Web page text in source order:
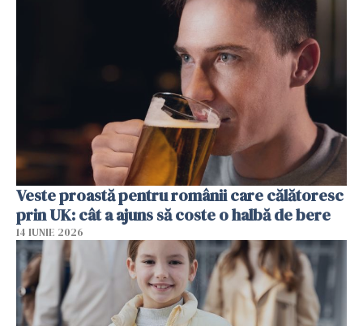
Veste proastă pentru românii care călătoresc
prin UK: cât a ajuns să coste o halbă de bere
14 IUNIE 2026